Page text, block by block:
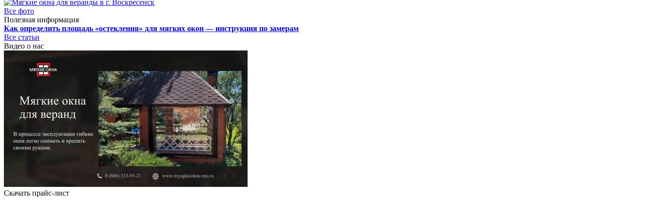
Все фото
Полезная информация
Как определить площадь «остекления» для мягких окон — инструкция по замерам
Все статьи
Видео о нас
Скачать прайс-лист